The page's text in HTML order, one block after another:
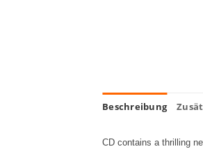
Beschreibung
CD contains a thrilling